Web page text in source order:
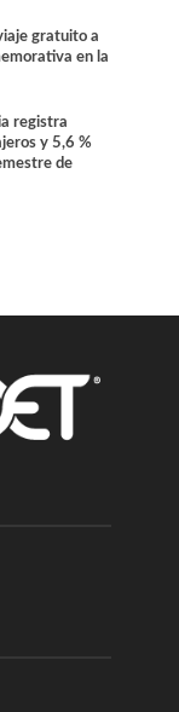
gratuito a
en la
registra
y 5,6 %
de